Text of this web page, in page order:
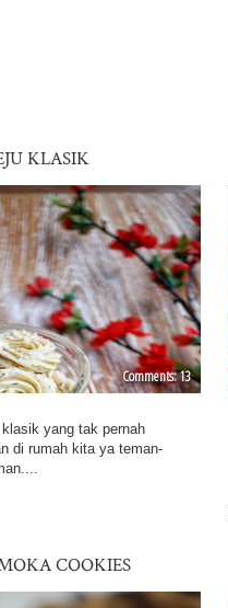
KLASIK
yang tak pernah
di rumah kita ya teman-
13
COOKIES